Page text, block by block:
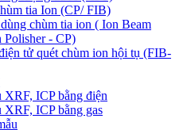
tia Ion (CP/ FIB)
chùm tia ion ( Ion Beam
Polisher - CP)
tử quét chùm ion hội tụ (FIB-
XRF, ICP bằng điện
XRF, ICP bằng gas